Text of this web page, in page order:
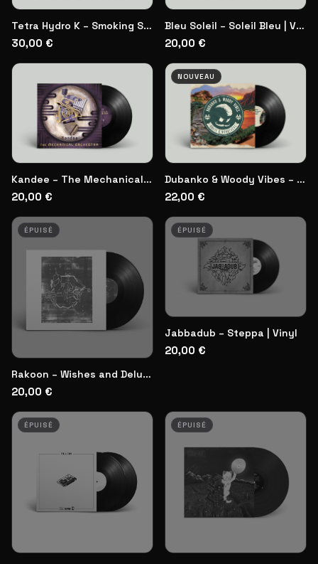
Tetra Hydro K – Smoking Sessions | Vinyl repress
30,00 €
Bleu Soleil – Soleil Bleu | Vinyl
20,00 €
Kandee – The Mechanical Orchestra | Vinyl
20,00 €
NOUVEAU
Dubanko & Woody Vibes – Crête & Moustache | Vinyl
22,00 €
ÉPUISÉ
Rakoon – Wishes and Delusions | Vinyl
20,00 €
ÉPUISÉ
Jabbadub – Steppa | Vinyl
20,00 €
ÉPUISÉ ÉPUISÉ